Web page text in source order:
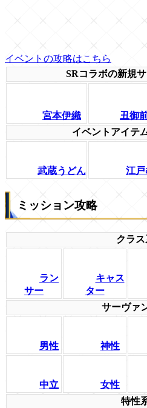
イベントの攻略はこちら
SRコラボの新規
宮本伊織 丑御
イベントアイテ
武蔵うどん 江
ミッション攻略
クラ
ラン
サー
キャス
ター
サーヴァ
男性 神性
中立 女性
特性